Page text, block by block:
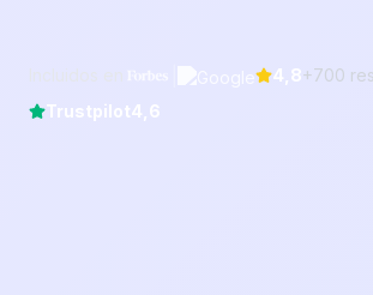
4,8+700
Trustpilot4,6